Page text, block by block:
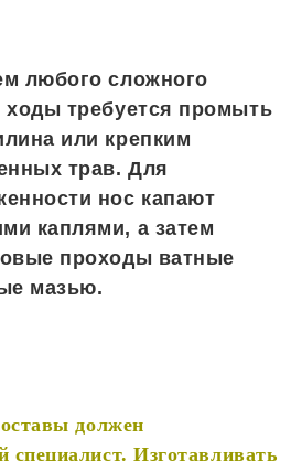
любого сложного
ходы требуется промыть
или крепким
трав. Для
нос капают
каплями, а затем
проходы ватные
мазью.
должен
Изготавливать